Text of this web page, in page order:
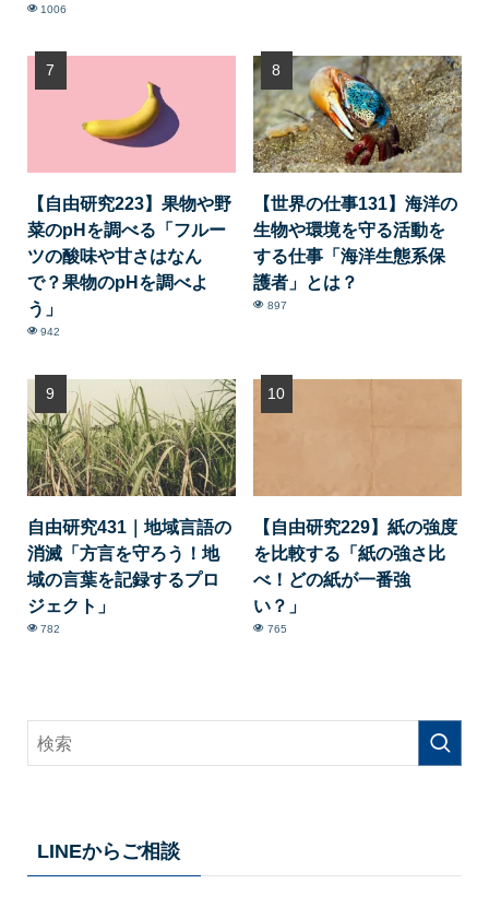
1006
【自由研究223】果物や野
菜のpHを調べる「フルー
ツの酸味や甘さはなん
で？果物のpHを調べよ
う」
942
【世界の仕事131】海洋の
生物や環境を守る活動を
する仕事「海洋生態系保
護者」とは？
897
自由研究431｜地域言語の
消滅「方言を守ろう！地
域の言葉を記録するプロ
ジェクト」
782
【自由研究229】紙の強度
を比較する「紙の強さ比
べ！どの紙が一番強
い？」
765
LINEからご相談